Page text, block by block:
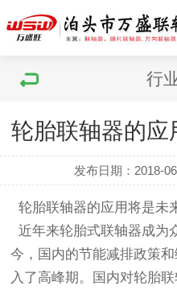
行
轮胎联轴器的
发布日期：2018-
轮胎联轴器的应用将是未
近年来轮胎式联轴器成为
今，国内的节能减排政策
入了高峰期。国内对轮胎